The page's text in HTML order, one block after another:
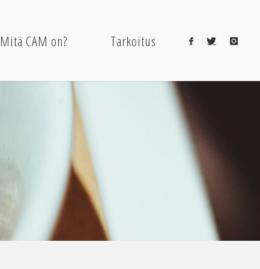
Mitä CAM on? Tarkoitus